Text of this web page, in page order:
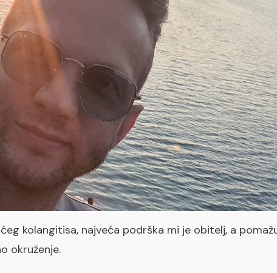
kolangitisa, najveća podrška mi je obitelj, a
okruženje.